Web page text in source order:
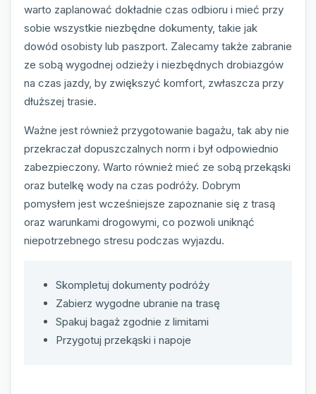
warto zaplanować dokładnie czas odbioru i mieć przy
sobie wszystkie niezbędne dokumenty, takie jak
dowód osobisty lub paszport. Zalecamy także zabranie
ze sobą wygodnej odzieży i niezbędnych drobiazgów
na czas jazdy, by zwiększyć komfort, zwłaszcza przy
dłuższej trasie.
Ważne jest również przygotowanie bagażu, tak aby nie
przekraczał dopuszczalnych norm i był odpowiednio
zabezpieczony. Warto również mieć ze sobą przekąski
oraz butelkę wody na czas podróży. Dobrym
pomysłem jest wcześniejsze zapoznanie się z trasą
oraz warunkami drogowymi, co pozwoli uniknąć
niepotrzebnego stresu podczas wyjazdu.
Skompletuj dokumenty podróży
Zabierz wygodne ubranie na trasę
Spakuj bagaż zgodnie z limitami
Przygotuj przekąski i napoje